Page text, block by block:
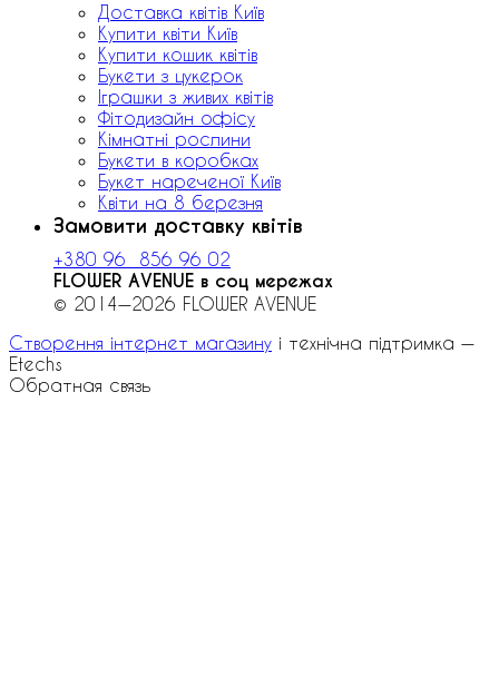
Доставка квітів Київ
Купити квіти Київ
Купити кошик квітів
Букети з цукерок
Іграшки з живих квітів
Фітодизайн офісу
Кімнатні рослини
Букети в коробках
Букет нареченої Київ
Квіти на 8 березня
Замовити доставку квітів
+380 96 856 96 02
FLOWER AVENUE в соц мережах
© 2014—2026 FLOWER AVENUE
Створення інтернет магазину і технічна підтримка —
Etechs
Обратная связь